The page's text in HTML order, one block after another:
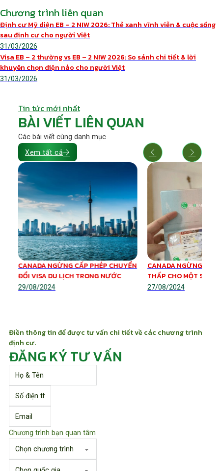
Chương trình liên quan
Định cư Mỹ diện EB – 2 NIW 2026: Thẻ xanh vĩnh viễn & cuộc sống
sau định cư cho người Việt
31/03/2026
Visa EB – 2 thường vs EB – 2 NIW 2026: So sánh chi tiết & lời
khuyên chọn diện nào cho người Việt
31/03/2026
Tin tức mới nhất
BÀI VIẾT LIÊN QUAN
Các bài viết cùng danh mục
Xem tất cả
CANADA NGỪNG CẤP PHÉP CHUYỂN
ĐỔI VISA DU LỊCH TRONG NƯỚC
29/08/2024
CANADA NGỪNG
THẤP CHO MỘT SỐ
27/08/2024
Điền thông tin để được tư vấn chi tiết về các chương trình
định cư.
ĐĂNG KÝ TƯ VẤN
Chương trình bạn quan tâm